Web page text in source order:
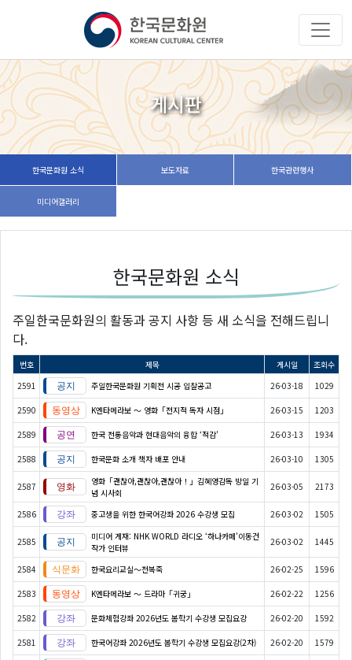
게시판
한국문화원 소식 보도자료 한국관련행사
미디어갤러리
한국문화원 소식
주일한국문화원의 활동과 공지 사항 등 새 소식을 전해드립니
다.
번호 제목 게시일
조회수
2591
주일한국문화원 기획전 시공 입찰공고 26-03-18 1029
2590 K엔타메라보 ～ 영화「전지적 독자 시점」 26-03-15 1203
2589 한국 전통음악과 현대음악의 융합 ‘적감’ 26-03-13 1934
2588 한국문화 소개 책자 배포 안내 26-03-10 1305
2587
영화「괜찮아,괜찮아,괜찮아！」김혜영감독 방일 기
념 시사회
26-03-05 2173
2586 중고생을 위한 한국어강좌 2026 수강생 모집 26-03-02 1505
2585
미디어 게재: NHK WORLD 라디오 ‘하나카페’이동건
작가 인터뷰
26-03-02 1445
2584 한국요리교실〜전복죽 26-02-25 1596
2583 K엔타메라보 ～ 드라마「귀궁」 26-02-22 1256
2582 문화체험강좌 2026년도 봄학기 수강생 모집요강 26-02-20 1592
2581 한국어강좌 2026년도 봄학기 수강생 모집요강(2차) 26-02-20 1579